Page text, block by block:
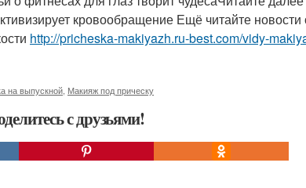
кровообращение Ещё читайте новости
http://pricheska-makiyazh.ru-best.com/vidy-
на выпускной Макияж под прическу
с друзьями!